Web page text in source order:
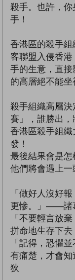
殺手。也許，
手！
香港區的殺手組
客聯盟入侵香
手的生意，直
的高層絕不能坐
殺手組織高層
賽」，誰勝出，
香港區殺手組
發！
最後結果會是怎
他們將會遇上
「做好人沒好
更慘。」——諸
「不要輕言放
拼命地生存下
「記得，恐懼
有痛楚，才會
狄